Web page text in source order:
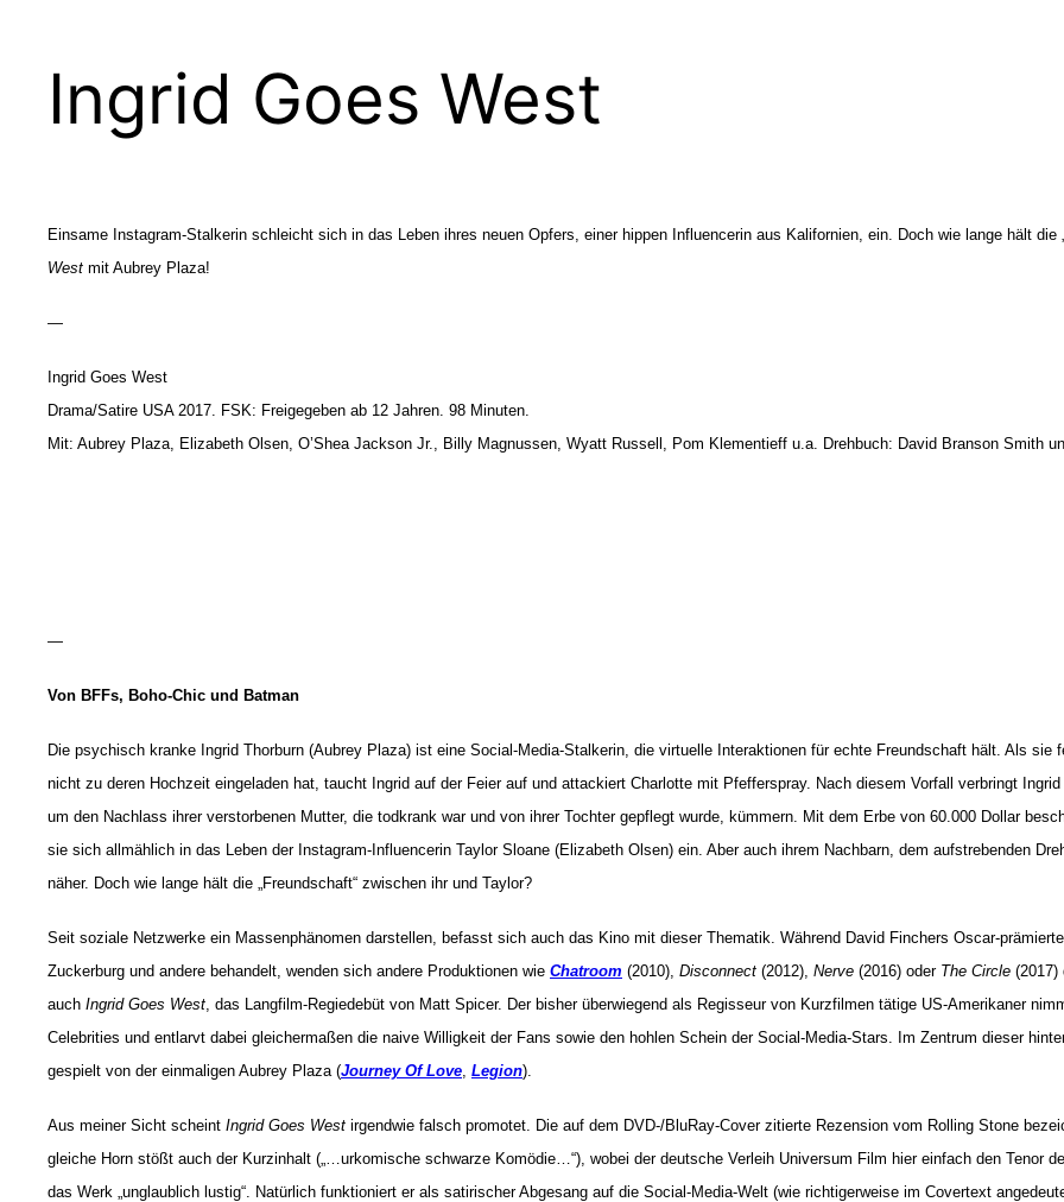
Ingrid Goes West
Einsame Instagram-Stalkerin schleicht sich in das Leben ihres neuen Opfers, einer hippen Influencerin aus Kalifornien, ein. Doch wie lange hält die
West mit Aubrey Plaza!
—
Ingrid Goes West
Drama/Satire USA 2017. FSK: Freigegeben ab 12 Jahren. 98 Minuten.
Mit: Aubrey Plaza, Elizabeth Olsen, O’Shea Jackson Jr., Billy Magnussen, Wyatt Russell, Pom Klementieff u.a. Drehbuch: David Branson Smith
—
Von BFFs, Boho-Chic und Batman
Die psychisch kranke Ingrid Thorburn (Aubrey Plaza) ist eine Social-Media-Stalkerin, die virtuelle Interaktionen für echte Freundschaft hält. Als sie
nicht zu deren Hochzeit eingeladen hat, taucht Ingrid auf der Feier auf und attackiert Charlotte mit Pfefferspray. Nach diesem Vorfall verbringt
um den Nachlass ihrer verstorbenen Mutter, die todkrank war und von ihrer Tochter gepflegt wurde, kümmern. Mit dem Erbe von 60.000 Dollar
sie sich allmählich in das Leben der Instagram-Influencerin Taylor Sloane (Elizabeth Olsen) ein. Aber auch ihrem Nachbarn, dem aufstrebenden
näher. Doch wie lange hält die „Freundschaft“ zwischen ihr und Taylor?
Seit soziale Netzwerke ein Massenphänomen darstellen, befasst sich auch das Kino mit dieser Thematik. Während David Finchers Oscar-
Zuckerburg und andere behandelt, wenden sich andere Produktionen wie Chatroom (2010), Disconnect (2012), Nerve (2016) oder The Circle (2017)
auch Ingrid Goes West , das Langfilm-Regiedebüt von Matt Spicer. Der bisher überwiegend als Regisseur von Kurzfilmen tätige US-Amerikaner
Celebrities und entlarvt dabei gleichermaßen die naive Willigkeit der Fans sowie den hohlen Schein der Social-Media-Stars. Im Zentrum dieser
gespielt von der einmaligen Aubrey Plaza (Journey Of Love Legion).
Aus meiner Sicht scheint Ingrid Goes West irgendwie falsch promotet. Die auf dem DVD-/BluRay-Cover zitierte Rezension vom Rolling Stone
gleiche Horn stößt auch der Kurzinhalt („…urkomische schwarze Komödie…“), wobei der deutsche Verleih Universum Film hier einfach den Tenor
das Werk „unglaublich lustig“. Natürlich funktioniert er als satirischer Abgesang auf die Social-Media-Welt (wie richtigerweise im Covertext